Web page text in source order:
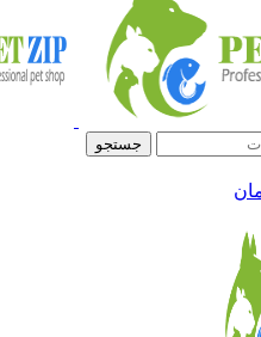
جستجو